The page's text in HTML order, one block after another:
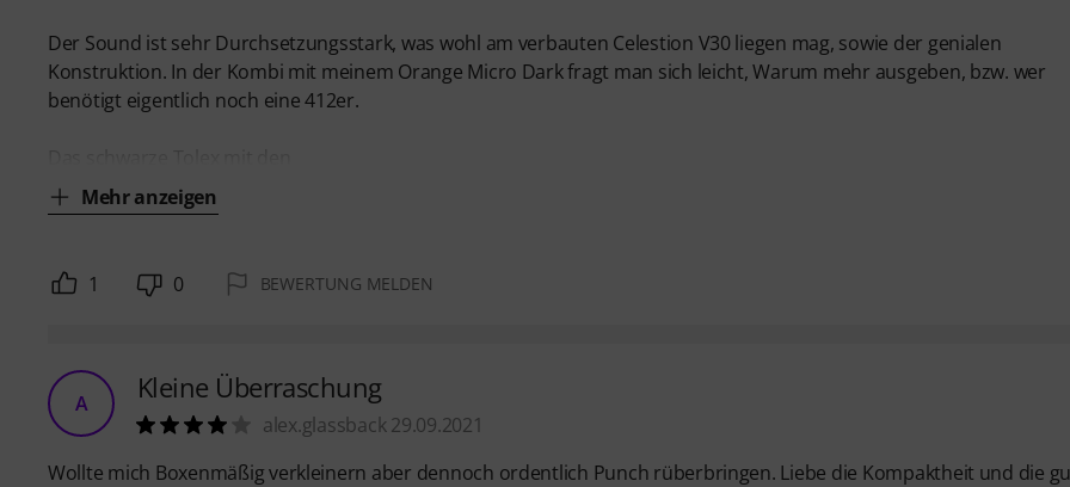
Der Sound ist sehr Durchsetzungsstark, was wohl am verbauten Celestion V30 liegen mag, sowie der genialen
Konstruktion. In der Kombi mit meinem Orange Micro Dark fragt man sich leicht, Warum mehr ausgeben, bzw. wer
benötigt eigentlich noch eine 412er.
Mehr anzeigen
1 0 BEWERTUNG MELDEN
A Kleine Überraschung
alex.glassback 29.09.2021
Wollte mich Boxenmäßig verkleinern aber dennoch ordentlich Punch rüberbringen. Liebe die Kompaktheit und die